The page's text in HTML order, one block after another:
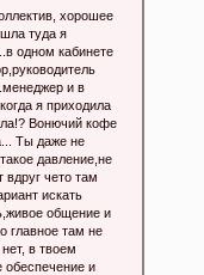
хорошее
туда я
одном кабинете
и в
я приходила
Вонючий кофе
Ты даже не
давление,не
чето там
искать
общение и
главное там не
в твоем
обеспечение и